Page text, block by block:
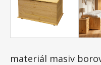
materiál masiv